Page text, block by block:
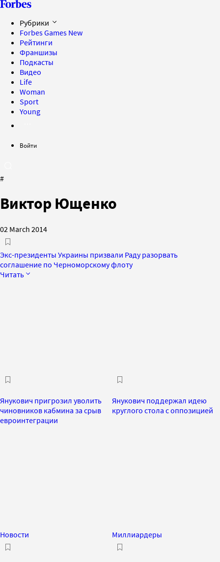
Рубрики
Forbes Games New
Рейтинги
Франшизы
Подкасты
Видео
Life
Woman
Sport
Young
Войти
#
Виктор Ющенко
02 March 2014
Экс-президенты Украины призвали Раду разорвать
соглашение по Черноморскому флоту
Читать
Янукович пригрозил уволить
чиновников кабмина за срыв
евроинтеграции
Янукович поддержал идею
круглого стола с оппозицией
Новости Миллиардеры